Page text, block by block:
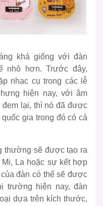
khá giống với đàn
nhỏ hơn. Trước đây,
nhạc cụ trong các lễ
hiện nay, với âm
đem lại, thì nó đã được
gia trong đó có cả
thường sẽ được tạo ra
La hoặc sự kết hợp
đàn có thể sẽ được
trường hiện nay, đàn
dựa trên kích thước,